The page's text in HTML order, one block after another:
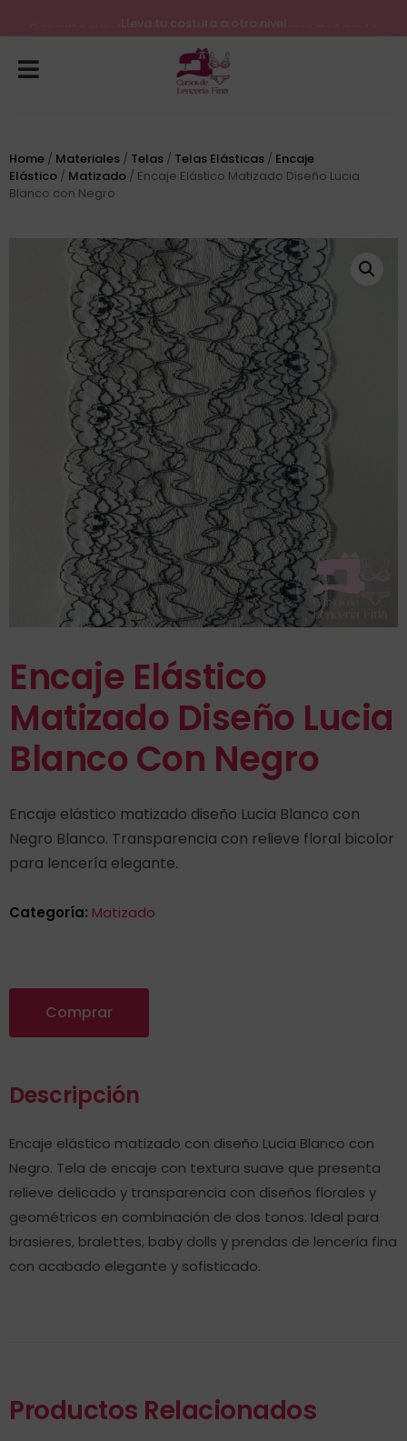
Consulta nuestros próximos inicios para el mes de Agosto
Home / Materiales / Telas / Telas Elásticas / Encaje
Elástico / Matizado / Encaje Elástico Matizado Diseño Lucia
Blanco con Negro
Encaje Elástico
Matizado Diseño Lucia
Blanco Con Negro
Encaje elástico matizado diseño Lucia Blanco con
Negro Blanco. Transparencia con relieve floral bicolor
para lencería elegante.
Categoría: Matizado
Comprar
Descripción
Encaje elástico matizado con diseño Lucia Blanco con
Negro. Tela de encaje con textura suave que presenta
relieve delicado y transparencia con diseños florales y
geométricos en combinación de dos tonos. Ideal para
brasieres, bralettes, baby dolls y prendas de lencería fina
con acabado elegante y sofisticado.
Productos Relacionados